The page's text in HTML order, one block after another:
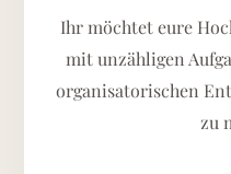
Ihr möchtet eure
mit unzähligen
organisatorischen
zu